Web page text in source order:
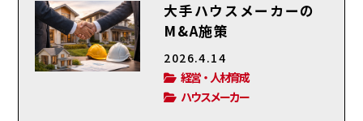
大手ハウスメーカーの
M&A施策
2026.4.14
経営・人材育成
ハウスメーカー